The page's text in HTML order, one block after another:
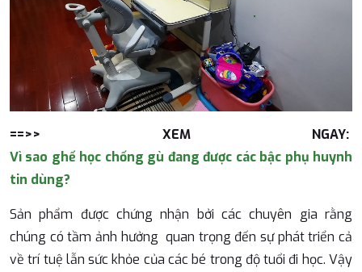
==>> XEM NGAY:
Vì sao ghế học chống gù đang được các bậc phụ huynh
tin dùng?
Sản phẩm được chứng nhận bởi các chuyên gia rằng
chúng có tầm ảnh hưởng quan trọng đến sự phát triển cả
về trí tuệ lẫn sức khỏe của các bé trong độ tuổi đi học. Vậy